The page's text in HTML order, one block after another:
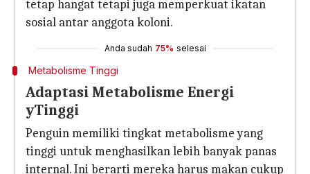
tetap hangat tetapi juga memperkuat ikatan
sosial antar anggota koloni.
Anda sudah 75% selesai
Metabolisme Tinggi
Adaptasi Metabolisme Energi
yTinggi
Penguin memiliki tingkat metabolisme yang
tinggi untuk menghasilkan lebih banyak panas
internal. Ini berarti mereka harus makan cukup